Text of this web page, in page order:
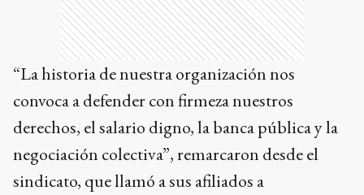
“La historia de nuestra organización nos
convoca a defender con firmeza nuestros
derechos, el salario digno, la banca pública y la
negociación colectiva”, remarcaron desde el
sindicato, que llamó a sus afiliados a